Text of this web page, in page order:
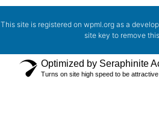
This site is registered on wpml.org as a
site key to remove
Optimized by Seraphinite
Turns on site high speed to be